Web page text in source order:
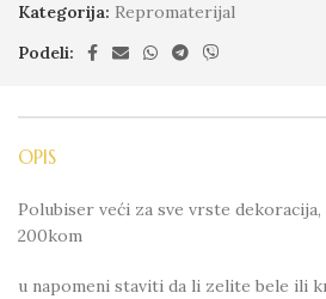
Kategorija: Repromaterijal
Podeli:
OPIS
Polubiser veći za sve vrste dekoracija,
200kom
u napomeni staviti da li zelite bele ili